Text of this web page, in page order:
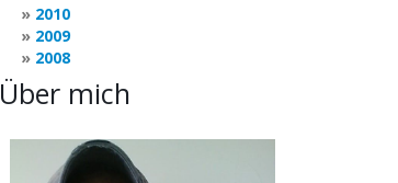
2010
2009
2008
Über mich